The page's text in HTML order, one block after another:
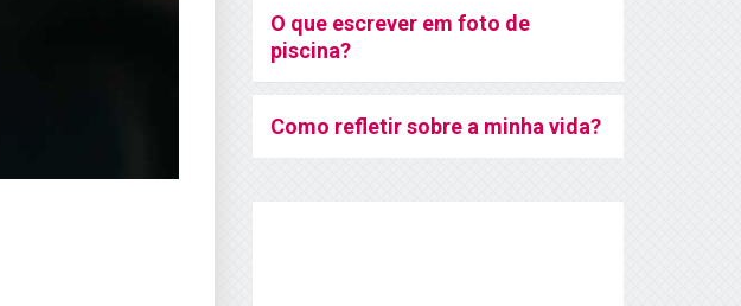
O que escrever em foto de
piscina?
Como refletir sobre a minha vida?